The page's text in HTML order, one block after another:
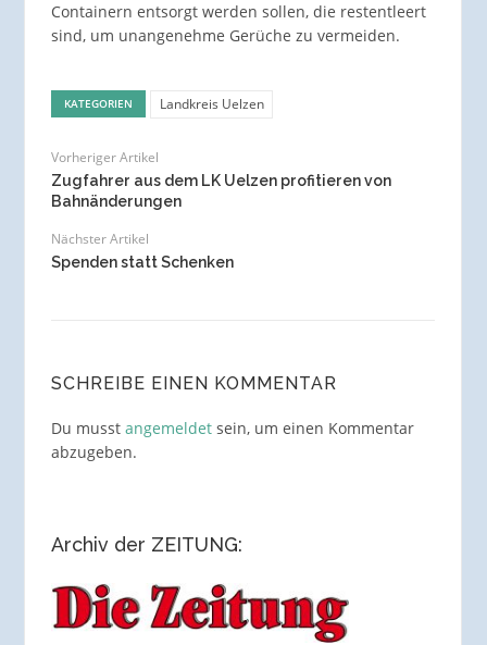
Containern entsorgt werden sollen, die restentleert
sind, um unangenehme Gerüche zu vermeiden.
KATEGORIEN Landkreis Uelzen
Vorheriger Artikel
Zugfahrer aus dem LK Uelzen profitieren von
Bahnänderungen
Nächster Artikel
Spenden statt Schenken
SCHREIBE EINEN KOMMENTAR
Du musst angemeldetsein, um einen Kommentar
abzugeben.
Archiv der ZEITUNG: